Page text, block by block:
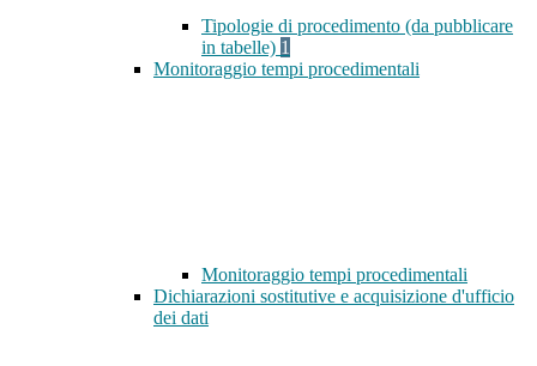
Tipologie di procedimento (da pubblicare
in tabelle) 1
Monitoraggio tempi procedimentali
Monitoraggio tempi procedimentali
Dichiarazioni sostitutive e acquisizione d'ufficio
dei dati